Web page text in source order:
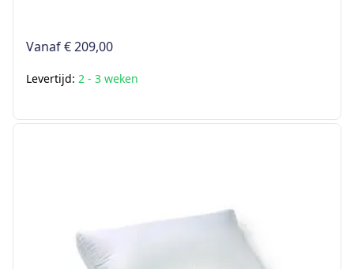
Vanaf€ 209,00
Levertijd: 2 - 3 weken